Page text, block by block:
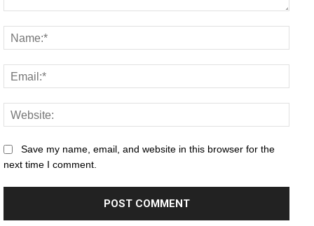
Save my name, email, and website in this browser for the
next time I comment.